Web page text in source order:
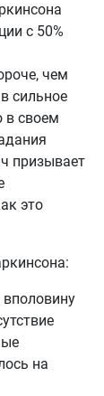
с 50%
чем
сильное
в своем
призывает
это
вполовину
на